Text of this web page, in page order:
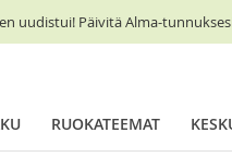
uudistui! Päivitä Alma-
RUOKATEEMAT